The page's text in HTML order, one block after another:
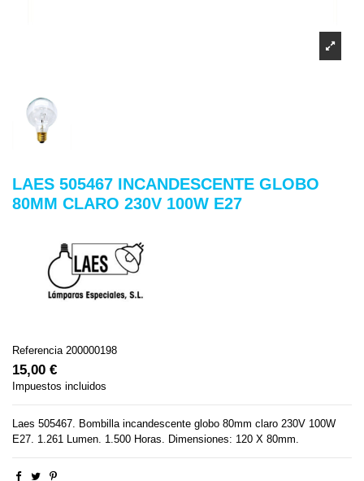
LAES 505467 INCANDESCENTE GLOBO
80MM CLARO 230V 100W E27
Referencia 200000198
15,00 €
Impuestos incluidos
Laes 505467. Bombilla incandescente globo 80mm claro 230V 100W
E27. 1.261 Lumen. 1.500 Horas. Dimensiones: 120 X 80mm.